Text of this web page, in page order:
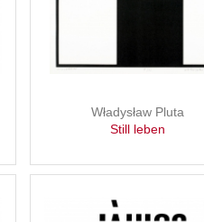
Władysław Pluta
Still leben